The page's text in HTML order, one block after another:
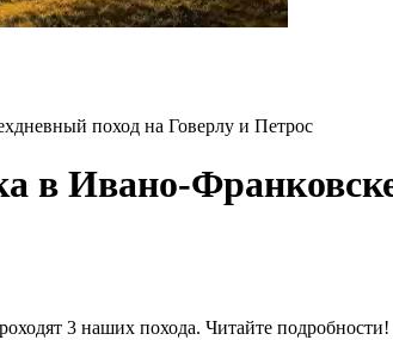
поход на Говерлу и Петрос
в Ивано-
3 наших похода. Читайте подробности!